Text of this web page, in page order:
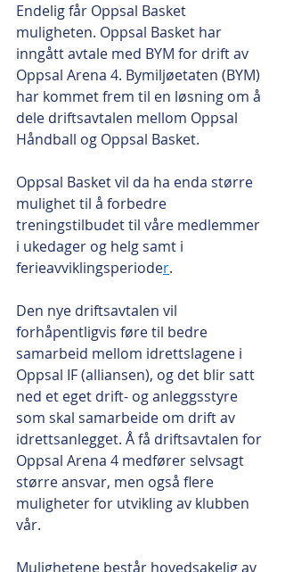
Endelig får Oppsal Basket
muligheten. Oppsal Basket har
inngått avtale med BYM for drift av
Oppsal Arena 4. Bymiljøetaten (BYM)
har kommet frem til en løsning om å
dele driftsavtalen mellom Oppsal
Håndball og Oppsal Basket.
Oppsal Basket vil da ha enda større
mulighet til å forbedre
treningstilbudet til våre medlemmer
i ukedager og helg samt i
ferieavviklingsperioder.
Den nye driftsavtalen vil
forhåpentligvis føre til bedre
samarbeid mellom idrettslagene i
Oppsal IF (alliansen), og det blir satt
ned et eget drift- og anleggsstyre
som skal samarbeide om drift av
idrettsanlegget. Å få driftsavtalen for
Oppsal Arena 4 medfører selvsagt
større ansvar, men også flere
muligheter for utvikling av klubben
vår.
Mulighetene består hovedsakelig av